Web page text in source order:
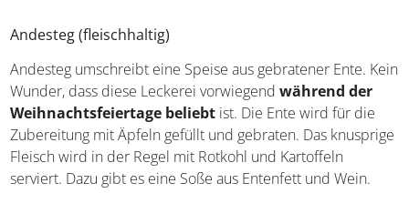
Andesteg (fleischhaltig)
Andesteg umschreibt eine Speise aus gebratener Ente.
Kein Wunder, dass diese Leckerei vorwiegendwährend
der Weihnachtsfeiertage beliebtist. Die Ente wird für
die Zubereitung mit Äpfeln gefüllt und gebraten. Das
knusprige Fleisch wird in der Regel mit Rotkohl und